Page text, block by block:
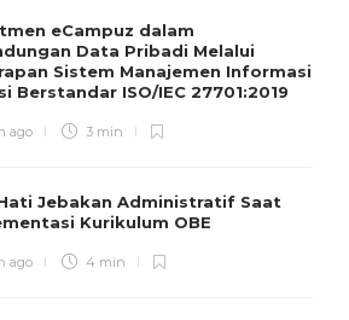
eCampuz dalam
Data Pribadi Melalui
Sistem Manajemen Informasi
Berstandar ISO/IEC 27701:2019
ago 3 min
Jebakan Administratif Saat
Kurikulum OBE
ago 4 min